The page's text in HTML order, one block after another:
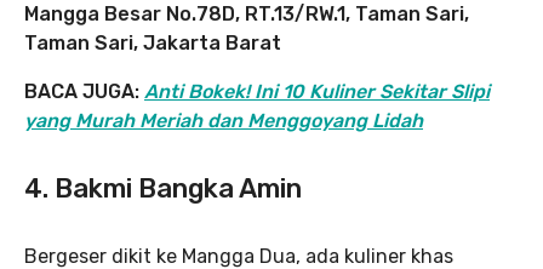
Mangga Besar No.78D, RT.13/RW.1, Taman Sari,
Taman Sari, Jakarta Barat
BACA JUGA: Anti Bokek! Ini 10 Kuliner Sekitar Slipi
yang Murah Meriah dan Menggoyang Lidah
4. Bakmi Bangka Amin
Bergeser dikit ke Mangga Dua, ada kuliner khas